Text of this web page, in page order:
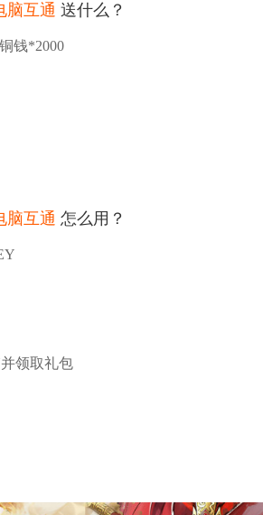
脑互通 送什么？
钱*2000
脑互通 怎么用？
领取礼包